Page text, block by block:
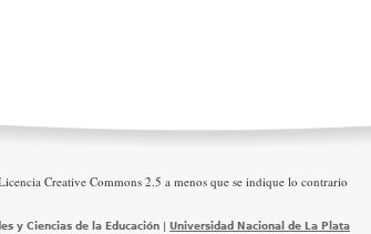
Creative Commons 2.5 a menos que se indique lo contrario
y Ciencias de la Educación | Universidad Nacional de La Plata